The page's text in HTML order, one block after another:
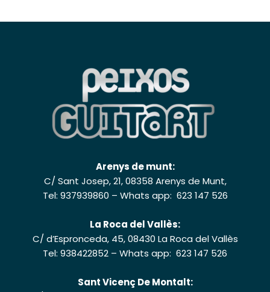
Arenys de munt:
C/ Sant Josep, 21, 08358 Arenys de Munt,
Tel: 937939860 – Whats app: 623 147 526
La Roca del Vallès:
C/ d’Espronceda, 45, 08430 La Roca del Vallès
Tel: 938422852 – Whats app: 623 147 526
Sant Vicenç De Montalt: